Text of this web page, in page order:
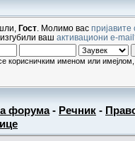
Гост . Молимо вас пријавите
ваш активациони e-
корисничким именом или
форума- Речник -